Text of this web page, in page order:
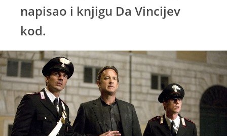
napisao i knjigu Da Vincijev
kod.